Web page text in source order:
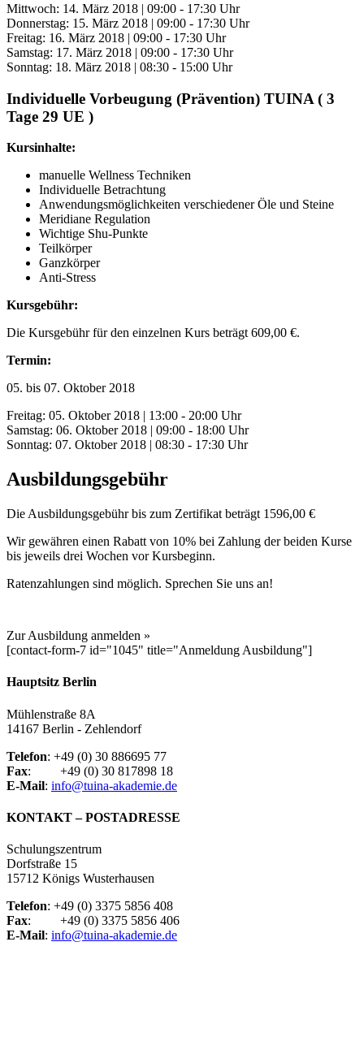
Mittwoch: 14. März 2018 | 09:00 - 17:30 Uhr
Donnerstag: 15. März 2018 | 09:00 - 17:30 Uhr
Freitag: 16. März 2018 | 09:00 - 17:30 Uhr
Samstag: 17. März 2018 | 09:00 - 17:30 Uhr
Sonntag: 18. März 2018 | 08:30 - 15:00 Uhr
Individuelle Vorbeugung (Prävention) TUINA ( 3
Tage 29 UE )
Kursinhalte:
manuelle Wellness Techniken
Individuelle Betrachtung
Anwendungsmöglichkeiten verschiedener Öle und Steine
Meridiane Regulation
Wichtige Shu-Punkte
Teilkörper
Ganzkörper
Anti-Stress
Kursgebühr:
Die Kursgebühr für den einzelnen Kurs beträgt 609,00 €.
Termin:
05. bis 07. Oktober 2018
Freitag: 05. Oktober 2018 | 13:00 - 20:00 Uhr
Samstag: 06. Oktober 2018 | 09:00 - 18:00 Uhr
Sonntag: 07. Oktober 2018 | 08:30 - 17:30 Uhr
Ausbildungsgebühr
Die Ausbildungsgebühr bis zum Zertifikat beträgt 1596,00 €
Wir gewähren einen Rabatt von 10% bei Zahlung der beiden Kurse
bis jeweils drei Wochen vor Kursbeginn.
Ratenzahlungen sind möglich. Sprechen Sie uns an!
Zur Ausbildung anmelden »
[contact-form-7 id="1045" title="Anmeldung Ausbildung"]
Hauptsitz Berlin
Mühlenstraße 8A
14167 Berlin - Zehlendorf
Telefon: +49 (0) 30 886695 77
Fax: +49 (0) 30 817898 18
E-Mail: info@tuina-akademie.de
KONTAKT – POSTADRESSE
Schulungszentrum
Dorfstraße 15
15712 Königs Wusterhausen
Telefon: +49 (0) 3375 5856 408
Fax: +49 (0) 3375 5856 406
E-Mail: info@tuina-akademie.de